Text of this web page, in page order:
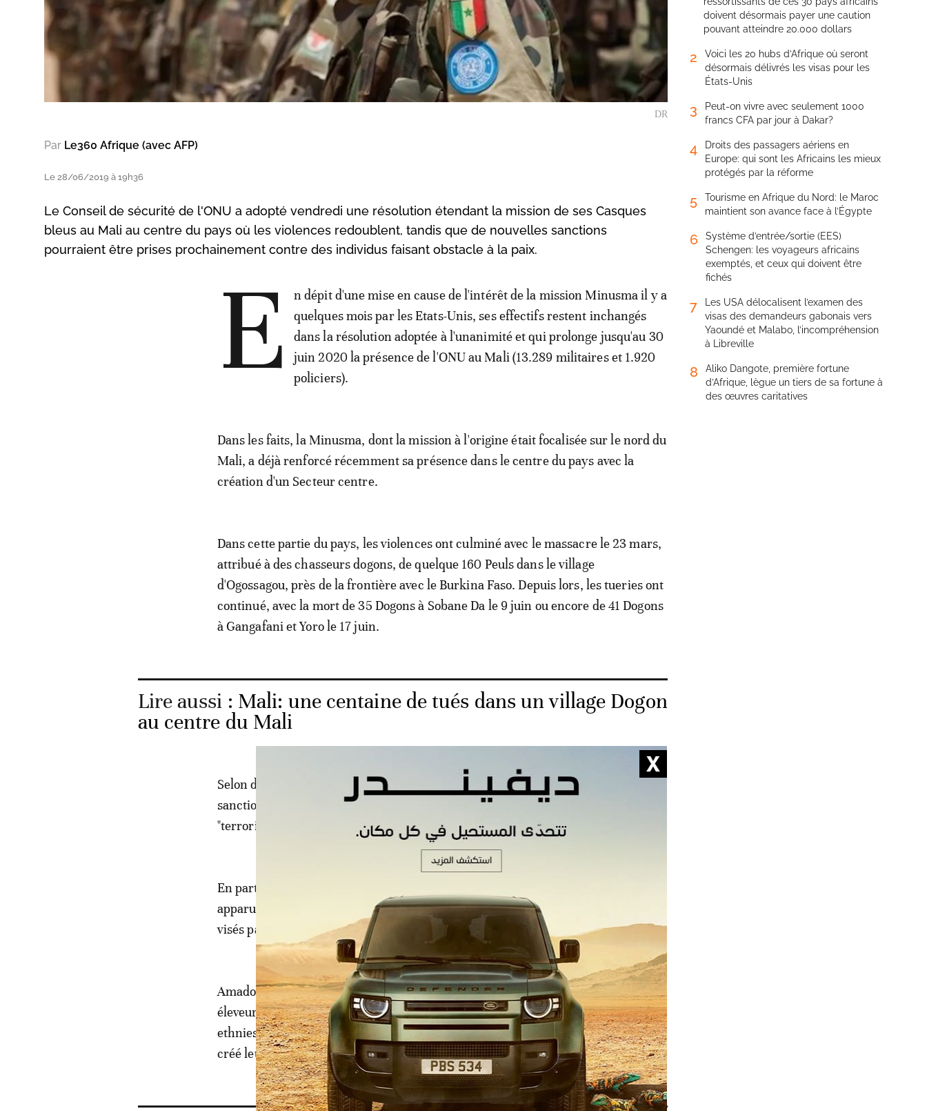
DR
Par Le360 Afrique (avec AFP)
Le 28/06/2019 à 19h36
Le Conseil de sécurité de l'ONU a adopté vendredi une résolution étendant la mission de ses Casques
bleus au Mali au centre du pays où les violences redoublent, tandis que de nouvelles sanctions
pourraient être prises prochainement contre des individus faisant obstacle à la paix.
E
n dépit d'une mise en cause de l'intérêt de la mission Minusma il y a
quelques mois par les Etats-Unis, ses effectifs restent inchangés
dans la résolution adoptée à l'unanimité et qui prolonge jusqu'au 30
juin 2020 la présence de l'ONU au Mali (13.289 militaires et 1.920
policiers).
Dans les faits, la Minusma, dont la mission à l'origine était focalisée sur le nord du
Mali, a déjà renforcé récemment sa présence dans le centre du pays avec la
création d'un Secteur centre.
Dans cette partie du pays, les violences ont culminé avec le massacre le 23 mars,
attribué à des chasseurs dogons, de quelque 160 Peuls dans le village
d'Ogossagou, près de la frontière avec le Burkina Faso. Depuis lors, les tueries ont
continué, avec la mort de 35 Dogons à Sobane Da le 9 juin ou encore de 41 Dogons
à Gangafani et Yoro le 17 juin.
Lire aussi : Mali: une centaine de tués dans un village Dogon
au centre du Mali
Selon des diplomates, à l'initiative des Etats-Unis et de la France, de nouvelles
sanctions pourraient être prises prochainement contre cinq individus accusés de
"terrorisme" ou de contrevenir au processus de paix.
En particulier, le prédicateur Amadou Koufa, à la tête d'un groupe jihadiste
apparu en 2015 dans le centre du Mali, pourrait figurer dans les nouveaux noms
visés par des gels d'avoirs et des interdictions de voyager, selon un diplomate.
Amadou Koufa recrute prioritairement parmi les Peuls, traditionnellement
éleveurs. Les affrontements se sont multipliés entre cette communauté et les
ethnies bambara et dogon, qui pratiquent essentiellement l'agriculture et qui ont
créé leurs "groupes d'autodéfense".
doivent désormais payer une caution
pouvant atteindre 20.000 dollars
2
Voici les 20 hubs d’Afrique où seront
désormais délivrés les visas pour les
États-Unis
3
Peut-on vivre avec seulement 1000
francs CFA par jour à Dakar?
4
Droits des passagers aériens en
Europe: qui sont les Africains les mieux
protégés par la réforme
5
Tourisme en Afrique du Nord: le Maroc
maintient son avance face à l’Égypte
6
Système d’entrée/sortie (EES)
Schengen: les voyageurs africains
exemptés, et ceux qui doivent être
fichés
7
Les USA délocalisent l’examen des
visas des demandeurs gabonais vers
Yaoundé et Malabo, l’incompréhension
à Libreville
8
Aliko Dangote, première fortune
d’Afrique, lègue un tiers de sa fortune à
des œuvres caritatives